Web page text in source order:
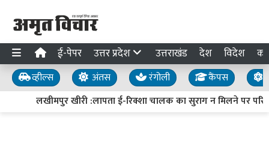
ई-पेपर उत्तर प्रदेश उत्तराखंड देश विदेश
व्हील्स अंतस रंगोली कैंपस
लखीमपुर खीरी :लापता ई-रिक्शा चालक का सुराग न मिलने पर